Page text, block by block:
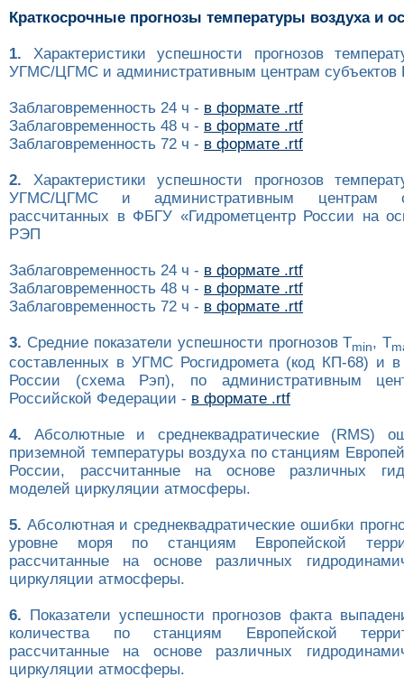
Краткосрочные прогнозы температуры воздуха и
1. Характеристики успешности прогнозов
УГМС/ЦГМС и административным центрам субъектов
Заблаговременность 24 ч - в формате .rtf
Заблаговременность 48 ч - в формате .rtf
Заблаговременность 72 ч - в формате .rtf
2. Характеристики успешности прогнозов
УГМС/ЦГМС и административным центрам
рассчитанных в ФБГУ «Гидрометцентр России на
РЭП
Заблаговременность 24 ч - в формате .rtf
Заблаговременность 48 ч - в формате .rtf
Заблаговременность 72 ч - в формате .rtf
3. Средние показатели успешности прогнозов Tmin, T
составленных в УГМС Росгидромета (код КП-68) и в
России (схема Рэп), по административным
Российской Федерации - в формате .rtf
4. Абсолютные и среднеквадратические (RMS)
приземной температуры воздуха по станциям
России, рассчитанные на основе различных
моделей циркуляции атмосферы.
5. Абсолютная и среднеквадратические ошибки
уровне моря по станциям Европейской
рассчитанные на основе различных
циркуляции атмосферы.
6. Показатели успешности прогнозов факта
количества по станциям Европейской
рассчитанные на основе различных
циркуляции атмосферы.